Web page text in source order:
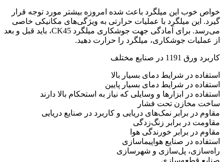
خواص خوب این میلگرد باعث شده امروزه بیشتر مورد توجه قرار
گیرد. این میلگرد با عملیات حرارتی به ویژگی‌های مکانیکی خاصی
می‌رسد. برای آمادگی جهت جوشکاری میلگرد CK45، باید قبل و بعد
از عملیات جوشکاری، میلگرد را حرارت دهید.
کاربرد ورق 1191 در صنایع مختلف
استفاده در شرایط دمای بسیار بالا
استفاده در شرایط دمای بسیار پایین
استفاده در ابزارها و وسایلی که نیاز به استحکام بالا دارند
ساخت مخازن تحت فشار
مقاوم در برابر نمک‌های دریایی و کاربرد در صنایع دریایی
مقاومت در برابر زنگ‌زدگی
مقاوم در برابر خورندگی هوا
استفاده در صنایع هواپیماسازی
راه‌سازی، پل‌سازی و شهرسازی
صنایع قطعه‌سازی